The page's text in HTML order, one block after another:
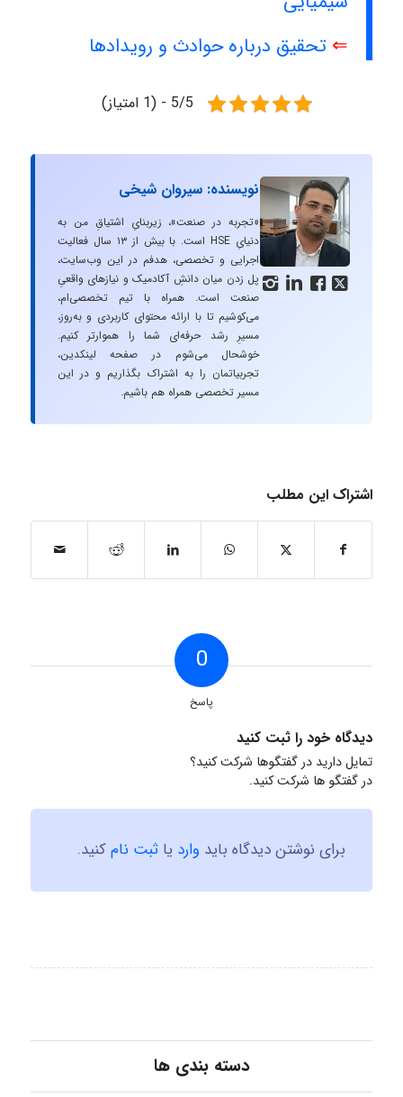
⇐ تحقیق درباره حوادث و رویدادها
5/5 - (1 امتیاز)
   
نویسنده: سیروان شیخی
«تجربه در صنعت»، زیربنایِ اشتیاقِ من به
دنیایِ HSE است. با بیش از ۱۳ سال فعالیت
اجرایی و تخصصی، هدفم در این وب‌سایت،
پل زدن میان دانشِ آکادمیک و نیازهای واقعیِ
صنعت است. همراه با تیم تخصصی‌ام،
می‌کوشیم تا با ارائه محتوای کاربردی و به‌روز،
مسیرِ رشد حرفه‌ای شما را هموارتر کنیم.
خوشحال می‌شوم در صفحه لینکدین،
تجربیاتمان را به اشتراک بگذاریم و در این
مسیر تخصصی همراه هم باشیم.
اشتراک این مطلب
0
پاسخ
دیدگاه خود را ثبت کنید
تمایل دارید در گفتگوها شرکت کنید؟
در گفتگو ها شرکت کنید.
برای نوشتن دیدگاه باید وارد یا ثبت نامکنید.
دسته بندی ها